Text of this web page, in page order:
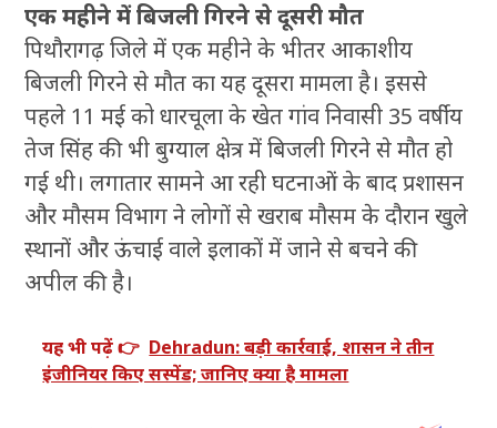
एक महीने में बिजली गिरने से दूसरी मौत
पिथौरागढ़ जिले में एक महीने के भीतर आकाशीय
बिजली गिरने से मौत का यह दूसरा मामला है। इससे
पहले 11 मई को धारचूला के खेत गांव निवासी 35 वर्षीय
तेज सिंह की भी बुग्याल क्षेत्र में बिजली गिरने से मौत हो
गई थी। लगातार सामने आ रही घटनाओं के बाद प्रशासन
और मौसम विभाग ने लोगों से खराब मौसम के दौरान खुले
स्थानों और ऊंचाई वाले इलाकों में जाने से बचने की
अपील की है।
यह भी पढ़ें 👉 Dehradun: बड़ी कार्रवाई, शासन ने तीन
इंजीनियर किए सस्पेंड; जानिए क्या है मामला